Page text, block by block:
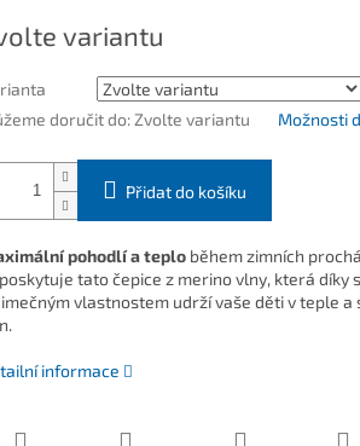
variantu
doručit do: Zvolte variantu Možnosti
Přidat do košíku
pohodlí a teploběhem zimních
tato čepice z merino vlny, která díky
vlastnostem udrží vaše děti v teple a
informace